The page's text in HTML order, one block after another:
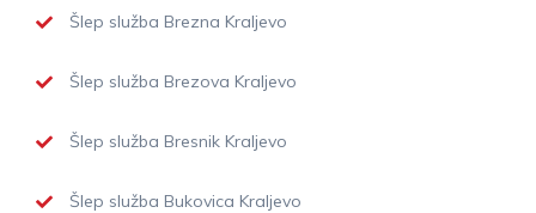
Šlep služba Brezna Kraljevo
Šlep služba Brezova Kraljevo
Šlep služba Bresnik Kraljevo
Šlep služba Bukovica Kraljevo